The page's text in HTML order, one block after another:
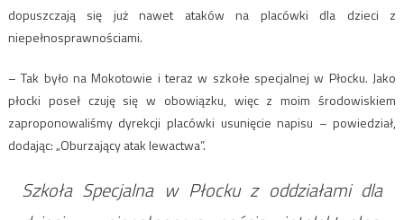
dopuszczają się już nawet ataków na placówki dla dzieci z
niepełnosprawnościami.
– Tak było na Mokotowie i teraz w szkołe specjalnej w Płocku. Jako
płocki poseł czuję się w obowiązku, więc z moim środowiskiem
zaproponowaliśmy dyrekcji placówki usunięcie napisu – powiedział,
dodając: „Oburzający atak lewactwa”.
Szkoła Specjalna w Płocku z oddziałami dla